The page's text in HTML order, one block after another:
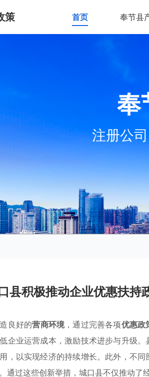
策 首页 奉节县
奉
注册公
县积极推动企业优惠扶持
良好的营商环境，通过完善各项优惠政
企业运营成本，激励技术进步与升级
，以实现经济的持续增长。此外，不
通过这些创新举措，城口县不仅推动了